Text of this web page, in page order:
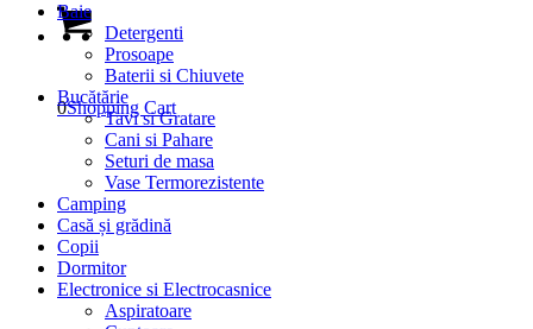
0Shopping Cart
Baie
Detergenti
Prosoape
Baterii si Chiuvete
Bucătărie
Tavi si Gratare
Cani si Pahare
Seturi de masa
Vase Termorezistente
Camping
Casă și grădină
Copii
Dormitor
Electronice si Electrocasnice
Aspiratoare